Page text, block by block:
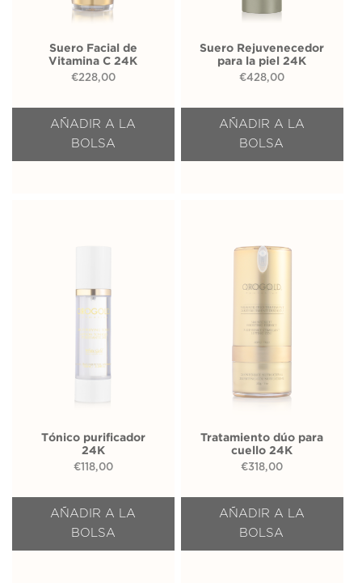
Suero Facial de
Vitamina C 24K
€228,00
AÑADIR A LA
BOLSA
Suero Rejuvenecedor
para la piel 24K
€428,00
AÑADIR A LA
BOLSA
Tónico purificador
24K
€118,00
AÑADIR A LA
BOLSA
Tratamiento dúo para
cuello 24K
€318,00
AÑADIR A LA
BOLSA